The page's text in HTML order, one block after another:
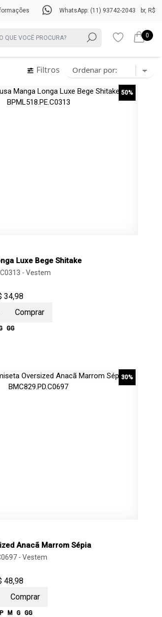
br, R$
WhatsApp: (11) 93742-2043
0
Filtros
50%
Luxe Bege Shitake
- Vestem
34,98
Comprar
GG
30%
Anacã Marrom Sépia
- Vestem
48,98
Comprar
P M G GG